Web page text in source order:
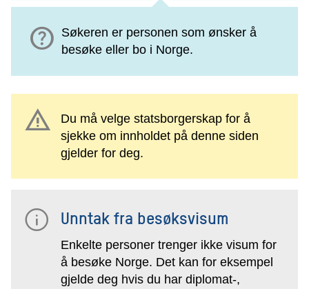
help Søkeren er personen som ønsker å
besøke eller bo i Norge.
warning
Du må velge statsborgerskap for å
sjekke om innholdet på denne siden
gjelder for deg.
Unntak fra besøksvisum
Enkelte personer trenger ikke visum for
å besøke Norge. Det kan for eksempel
gjelde deg hvis du har diplomat-,